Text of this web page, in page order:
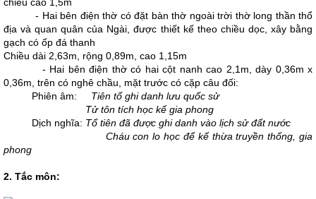
- Hai bên điện thờ có đặt bàn thờ ngoài trời thờ long thần thổ
địa và quan quân của Ngài, được thiết kế theo chiều dọc, xây bằng
gạch có ốp đá thanh
Chiều dài 2,63m, rộng 0,89m, cao 1,15m
- Hai bên điện thờ có hai cột nanh cao 2,1m, dày 0,36m x
0,36m, trên có nghê chầu, mặt trước có cặp câu đối:
Phiên âm: Tiên tổ ghi danh lưu quốc sử
Tử tôn tích học kế gia phong
Dịch nghĩa: Tổ tiên đã được ghi danh vào lịch sử đất nước
Cháu con lo học để kế thừa truyền thống, gia
phong
2. Tắc môn: